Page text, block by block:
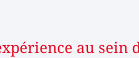
au sein